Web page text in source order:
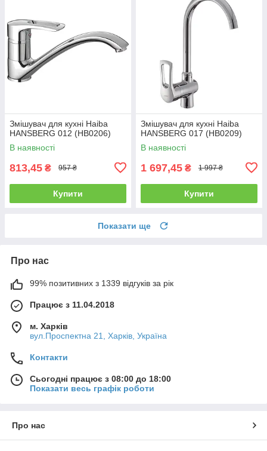
Змішувач для кухні Haiba
HANSBERG 012 (HB0206)
В наявності
813,45 ₴ 957 ₴
Купити
Змішувач для кухні Haiba
HANSBERG 017 (HB0209)
В наявності
1 697,45 ₴ 1 997 ₴
Купити
Показати ще
Про нас
99% позитивних з 1339 відгуків за рік
Працює з 11.04.2018
м. Харків
вул.Проспектна 21, Харків, Україна
Контакти
Сьогодні працює з 08:00 до 18:00
Показати весь графік роботи
Про нас